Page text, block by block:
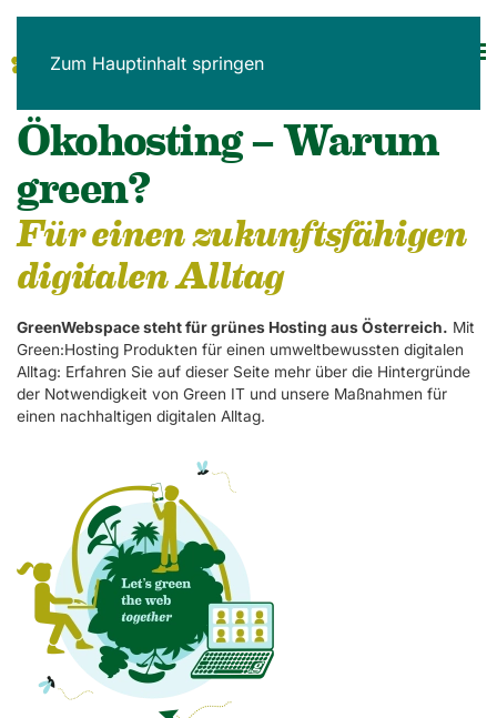
Zum Hauptinhalt springen
Ökohosting – Warum
green?
Für einen zukunftsfähigen
digitalen Alltag
GreenWebspace steht für grünes Hosting aus Österreich. Mit
Green:Hosting Produkten für einen umweltbewussten digitalen
Alltag: Erfahren Sie auf dieser Seite mehr über die Hintergründe
der Notwendigkeit von Green IT und unsere Maßnahmen für
einen nachhaltigen digitalen Alltag.